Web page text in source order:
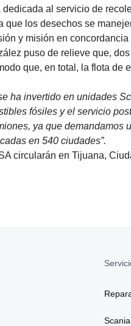
al servicio de
que los desechos se
y misión en concordancia
puso de relieve que,
que, en total, la flota de
ha invertido en unidades
fósiles y el servicio
ya que demandamos
en 540 ciudades”.
circularán en Tijuana,